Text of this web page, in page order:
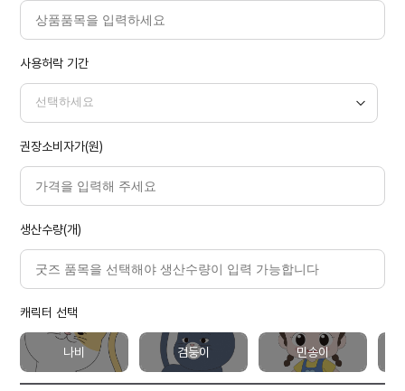
사용허락 기간
권장소비자가(원)
생산수량(개)
캐릭터 선택
나비 검둥이 민송이